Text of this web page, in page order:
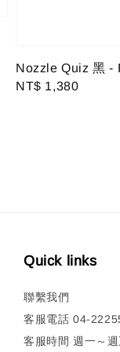
Nozzle Quiz 黑 -
Regular
NT$ 1,380
Quick links
聯繫我們
客服電話 04-
客服時間 週一～